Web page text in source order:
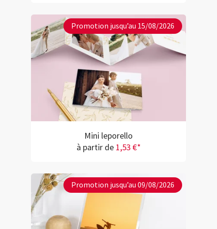
Promotion jusqu’au 15/08/2026
Mini leporello
à partir de 1,53 €*
Promotion jusqu’au 09/08/2026